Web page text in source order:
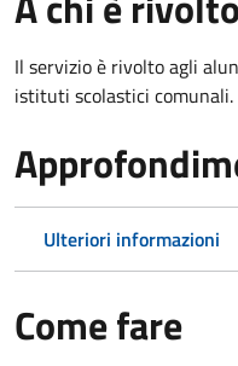
Il servizio è rivolto agli
istituti scolastici comunali.
Ulteriori informazioni
Come fare